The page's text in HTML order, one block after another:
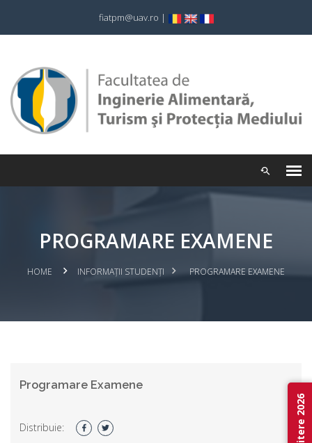
fiatpm@uav.ro |
PROGRAMARE EXAMENE
HOME INFORMAȚII STUDENȚI PROGRAMARE EXAMENE
Programare Examene
Distribuie: